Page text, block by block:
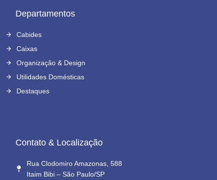
Departamentos
Cabides
Caixas
Organização & Design
Utilidades Domésticas
Destaques
Contato & Localização
Rua Clodomiro Amazonas, 588
Itaim Bibi – São Paulo/SP